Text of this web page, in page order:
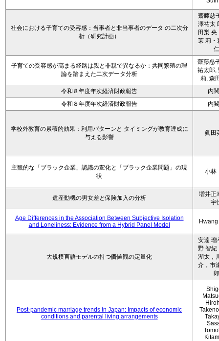
社会における子育ての受容感：当事者と非当事者のデータ の二次分
析（研究計画）
齋藤慈
澤祐太
田梨 央
茉 莉・
仁
子育ての受容感が高まる経路は親と非親で異なるか：共同繁殖の理
論を踏まえた二次データ分析
齋藤慈
祐太郎,
莉, 森
令和８年度年次経済財政報告
内
令和８年度年次経済財政報告
内
学校外教育の累積的効果：利用パターンと タイミングが教育達成に
与える影響
眞田
主観的な「ブラック企業」認識の変化と「ブラック企業問題」の現
状
小
遺産動機の男女差と保険加入の分析
増井正
宇
Age Differences in the Association Between Subjective Isolation
and Loneliness: Evidence from a Hybrid Panel Model
大規模言語モデルの持つ価値観の定量化
安達 瑠
野 智紀
湖太，
介，市
郎
Post-pandemic marriage trends in Japan: Impacts of economic
conditions and parental living arrangements